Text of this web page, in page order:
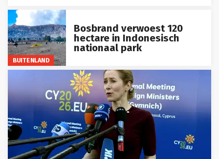
BUITENLAND
Bosbrand verwoest 120
hectare in Indonesisch
nationaal park